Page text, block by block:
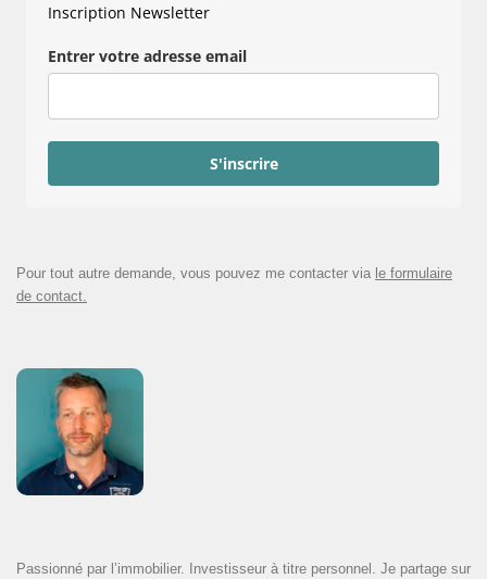
Inscription Newsletter
Entrer votre adresse email
S'inscrire
Pour tout autre demande, vous pouvez me contacter via le formulaire
de contact.
Passionné par l’immobilier. Investisseur à titre personnel. Je partage sur